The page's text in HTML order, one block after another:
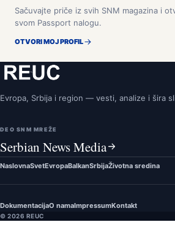
Sačuvajte priče iz svih SNM magazina i
svom Passport nalogu.
OTVORI MOJ PROFIL
Evropa, Srbija i region — vesti, analize i šira
DEO SNM MREŽE
Serbian News Media
NaslovnaSvetEvropaBalkanSrbijaŽivotna sredina
DokumentacijaO namaImpressumKontakt
© 2026 REUC